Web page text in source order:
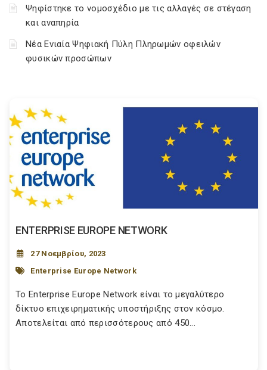
Ψηφίστηκε το νομοσχέδιο με τις αλλαγές σε στέγαση
και αναπηρία
Νέα Ενιαία Ψηφιακή Πύλη Πληρωμών οφειλών
φυσικών προσώπων
ENTERPRISE EUROPE NETWORK
27 Νοεμβρίου, 2023
Enterprise Europe Network
Το Enterprise Europe Network είναι το μεγαλύτερο
δίκτυο επιχειρηματικής υποστήριξης στον κόσμο.
Αποτελείται από περισσότερους από 450...